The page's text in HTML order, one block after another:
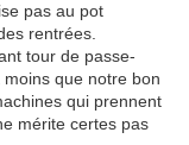
pas au pot
rentrées.
tour de passe-
que notre bon
qui prennent
mérite certes pas